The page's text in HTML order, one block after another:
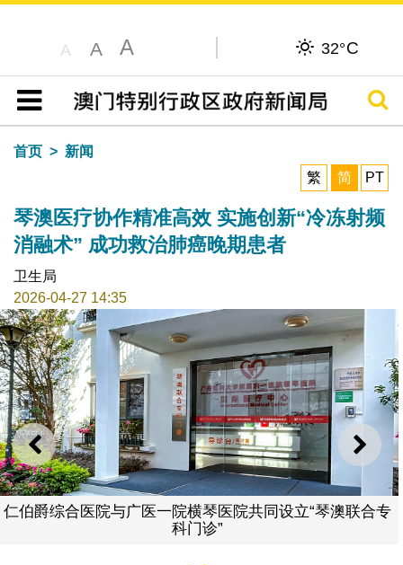
A A A 32°C
目录
搜寻
首页
新闻
繁
简 PT
琴澳医疗协作精准高效 实施创新“冷冻射频
消融术” 成功救治肺癌晚期患者
卫生局
2026-04-27 14:35
上一则 下一
仁伯爵综合医院与广医一院横琴医院共同设立“琴澳联合专
科门诊”